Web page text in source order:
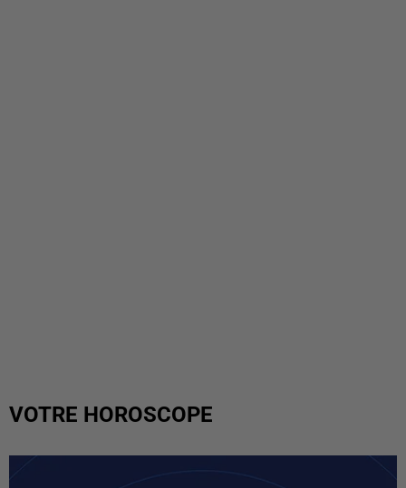
VOTRE HOROSCOPE